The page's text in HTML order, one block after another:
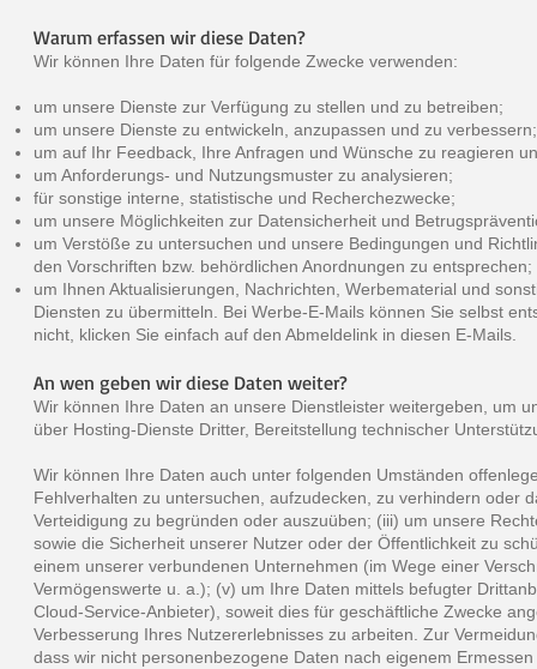
Warum erfassen wir diese Daten?
Wir können Ihre Daten für folgende Zwecke verwenden:
um unsere Dienste zur Verfügung zu stellen und zu betreiben;
um unsere Dienste zu entwickeln, anzupassen und zu verbessern;
um auf Ihr Feedback, Ihre Anfragen und Wünsche zu reagieren
um Anforderungs- und Nutzungsmuster zu analysieren;
für sonstige interne, statistische und Recherchezwecke;
um unsere Möglichkeiten zur Datensicherheit und
um Verstöße zu untersuchen und unsere Bedingungen und
den Vorschriften bzw. behördlichen Anordnungen zu entsprechen;
um Ihnen Aktualisierungen, Nachrichten, Werbematerial und
Diensten zu übermitteln. Bei Werbe-E-Mails können Sie selbst
nicht, klicken Sie einfach auf den Abmeldelink in diesen E-Mails.
An wen geben wir diese Daten weiter?
Wir können Ihre Daten an unsere Dienstleister weitergeben, um
über Hosting-Dienste Dritter, Bereitstellung technischer
Wir können Ihre Daten auch unter folgenden Umständen
Fehlverhalten zu untersuchen, aufzudecken, zu verhindern oder
Verteidigung zu begründen oder auszuüben; (iii) um unsere
sowie die Sicherheit unserer Nutzer oder der Öffentlichkeit zu
einem unserer verbundenen Unternehmen (im Wege einer
Vermögenswerte u. a.); (v) um Ihre Daten mittels befugter
Cloud-Service-Anbieter), soweit dies für geschäftliche Zwecke
Verbesserung Ihres Nutzererlebnisses zu arbeiten. Zur
dass wir nicht personenbezogene Daten nach eigenem